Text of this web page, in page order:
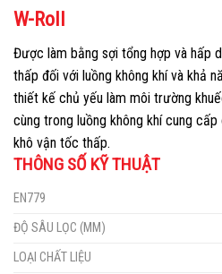
W-Roll
Được làm bằng sợi tổng hợp và hấp
thấp đối với luồng không khí và khả
thiết kế chủ yếu làm môi trường
cùng trong luồng không khí cung
khô vận tốc thấp.
THÔNG SỐ KỸ THUẬT
EN779
ĐỘ SÂU LỌC (MM)
LOẠI CHẤT LIỆU